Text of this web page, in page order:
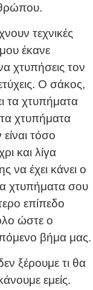
τεχνικές
έκανε
χτυπήσεις τον
Ο σάκος,
τα χτυπήματα
χτυπήματα
τόσο
και λίγα
να έχει κάνει ο
χτυπήματα σου
επίπεδο
ώστε ο
βήμα μας.
ξέρουμε τι θα
εμείς.